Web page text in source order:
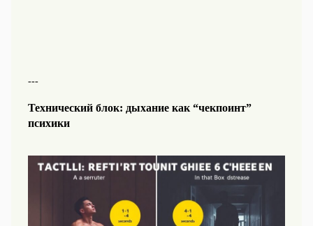
---
Технический блок: дыхание как “чекпоинт”
психики